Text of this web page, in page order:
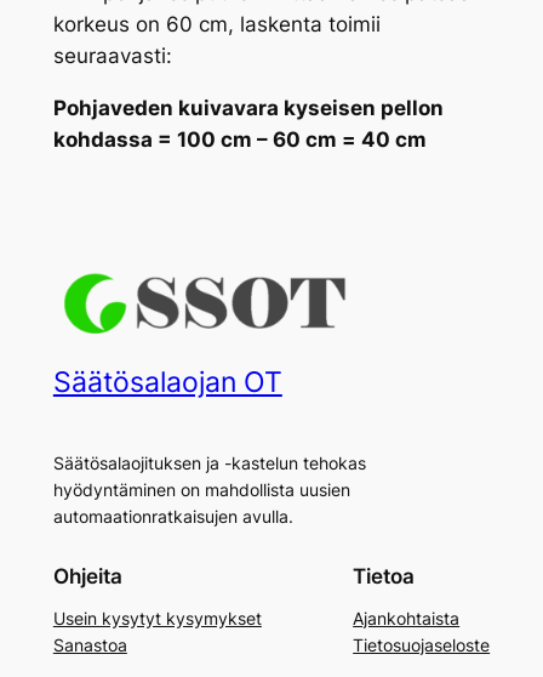
korkeus on 60 cm, laskenta toimii
seuraavasti:
Pohjaveden kuivavara kyseisen pellon
kohdassa = 100 cm – 60 cm = 40 cm
Säätösalaojan OT
Säätösalaojituksen ja -kastelun tehokas
hyödyntäminen on mahdollista uusien
automaationratkaisujen avulla.
Ohjeita
Usein kysytyt kysymykset
Sanastoa
Tietoa
Ajankohtaista
Tietosuojaseloste